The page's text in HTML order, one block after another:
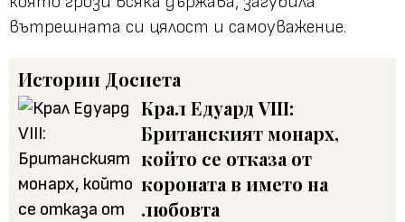
вътрешната си цялост и самоуважение.
Истории Досиета
Крал Едуард VIII:
Британският монарх,
който се отказа от
короната в името на
любовта